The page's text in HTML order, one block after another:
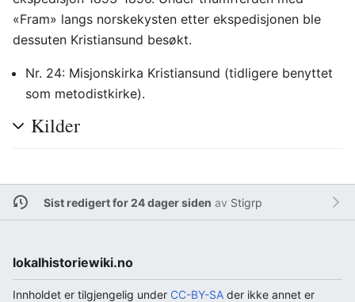
«Fram» langs norskekysten etter ekspedisjonen ble
dessuten Kristiansund besøkt.
Nr. 24: Misjonskirka Kristiansund (tidligere benyttet
som metodistkirke).
Kilder
Sist redigert for 24 dager siden av Stigrp
lokalhistoriewiki.no
Innholdet er tilgjengelig under CC-BY-SA der ikke annet er